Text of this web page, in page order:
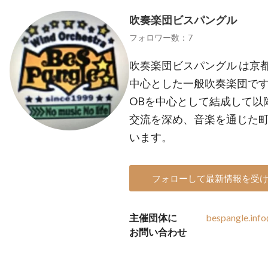
吹奏楽団ビスパングル
フォロワー数：7
吹奏楽団ビスパングル は京
中心とした一般吹奏楽団で
OBを中心として結成して
交流を深め、音楽を通じた
います。
フォローして最新情報を受
主催団体に
お問い合わせ